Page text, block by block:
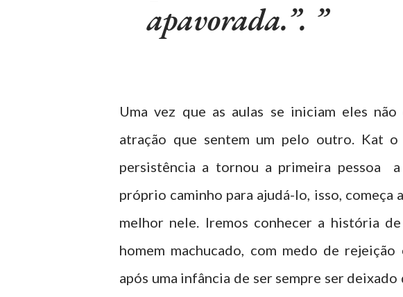
apavorada.”.
Uma vez que as aulas se iniciam eles não
atração que sentem um pelo outro. Kat o
persistência a tornou a primeira pessoa
próprio caminho para ajudá-lo, isso, começa
melhor nele. Iremos conhecer a história
homem machucado, com medo de rejeição
após uma infância de ser sempre ser